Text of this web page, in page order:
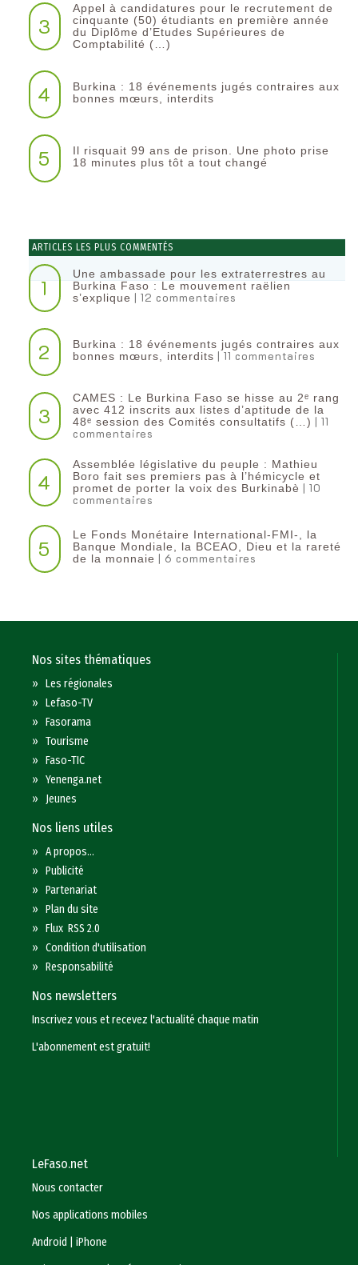
3
Appel à candidatures pour le recrutement de
cinquante (50) étudiants en première année
du Diplôme d’Etudes Supérieures de
Comptabilité (…)
4
Burkina : 18 événements jugés contraires aux
bonnes mœurs, interdits
5
Il risquait 99 ans de prison. Une photo prise
18 minutes plus tôt a tout changé
ARTICLES LES PLUS COMMENTÉS
1
Une ambassade pour les extraterrestres au
Burkina Faso : Le mouvement raëlien
s’explique | 12 commentaires
2
Burkina : 18 événements jugés contraires aux
bonnes mœurs, interdits | 11 commentaires
3
CAMES : Le Burkina Faso se hisse au 2ᵉ rang
avec 412 inscrits aux listes d’aptitude de la
48ᵉ session des Comités consultatifs (…) | 11
commentaires
4
Assemblée législative du peuple : Mathieu
Boro fait ses premiers pas à l’hémicycle et
promet de porter la voix des Burkinabè | 10
commentaires
5
Le Fonds Monétaire International-FMI-, la
Banque Mondiale, la BCEAO, Dieu et la rareté
de la monnaie | 6 commentaires
Nos sites thématiques
»Les régionales
»Lefaso-TV
»Fasorama
»Tourisme
»Faso-TIC
»Yenenga.net
» Jeunes
Nos liens utiles
»A propos...
»Publicité
»Partenariat
»Plan du site
»Flux RSS 2.0
»Condition d'utilisation
»Responsabilité
Nos newsletters
Inscrivez vous et recevez l'actualité chaque matin
L'abonnement est gratuit!
LeFaso.net
Nous contacter
Nos applications mobiles
Android
|iPhone